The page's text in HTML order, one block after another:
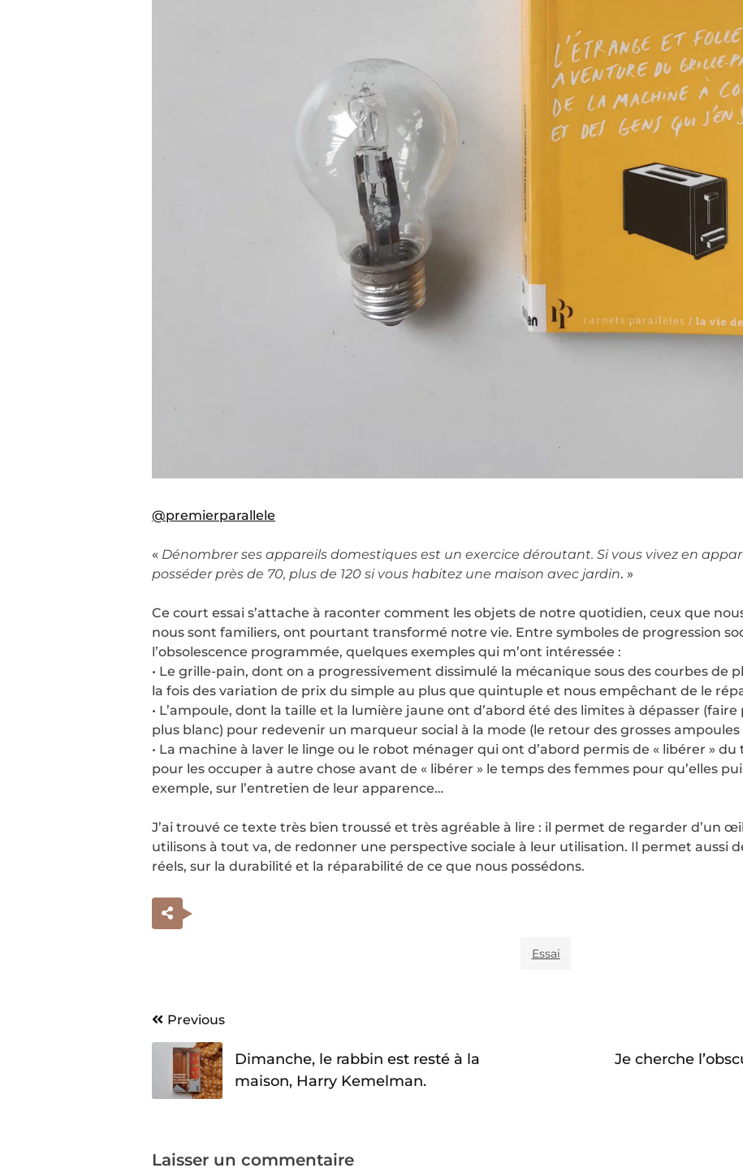
@premierparallele
« Dénombrer ses appareils domestiques est un exercice déroutant. Si vous vivez en
posséder près de 70, plus de 120 si vous habitez une maison avec jardin. »
Ce court essai s’attache à raconter comment les objets de notre quotidien, ceux que
nous sont familiers, ont pourtant transformé notre vie. Entre symboles de progression
l’obsolescence programmée, quelques exemples qui m’ont intéressée :
• Le grille-pain, dont on a progressivement dissimulé la mécanique sous des courbes de
la fois des variation de prix du simple au plus que quintuple et nous empêchant de le
• L’ampoule, dont la taille et la lumière jaune ont d’abord été des limites à dépasser
plus blanc) pour redevenir un marqueur social à la mode (le retour des grosses
• La machine à laver le linge ou le robot ménager qui ont d’abord permis de « libérer »
pour les occuper à autre chose avant de « libérer » le temps des femmes pour qu’elles
exemple, sur l’entretien de leur apparence…
J’ai trouvé ce texte très bien troussé et très agréable à lire : il permet de regarder d’un
utilisons à tout va, de redonner une perspective sociale à leur utilisation. Il permet aussi
réels, sur la durabilité et la réparabilité de ce que nous possédons.
Essai
Navigation
de
l’article
Previous
Dimanche, le rabbin est resté à la
maison, Harry Kemelman.
Je cherche
Laisser un commentaire